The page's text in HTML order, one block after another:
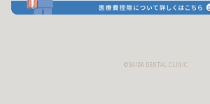
©SAIDA DENTAL CLINIC.